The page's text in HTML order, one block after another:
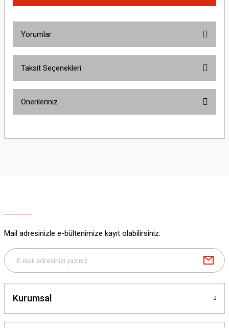
Yorumlar
Taksit Seçenekleri
Önerileriniz
yetersiz gördüğünüz noktaları öneri formunu kullanarak tarafımıza
Bu ürüne benzer farklı alternatifler olmalı.
Mail adresinizle e-bültenimize kayıt olabilirsiniz.
Kurumsal